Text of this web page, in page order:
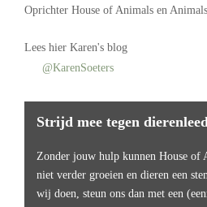
Oprichter House of Animals en
Lees hier Karen's blog
@KarenSoeters
Strijd mee tegen
Zonder jouw hulp kunnen House of
niet verder groeien en dieren een
wij doen, steun ons dan met een